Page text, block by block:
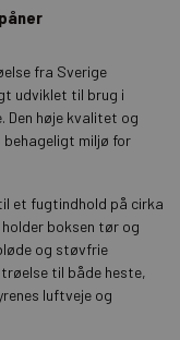
fra Sverige
udviklet til brug i
Den høje kvalitet og
miljø for
et fugtindhold på cirka
boksen tør og
og støvfrie
til både heste,
luftveje og